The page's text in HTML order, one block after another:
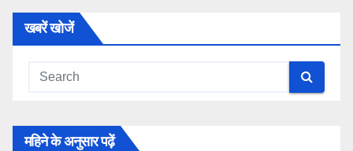
खबरें खोजें
महिने के अनुसार पढ़ें